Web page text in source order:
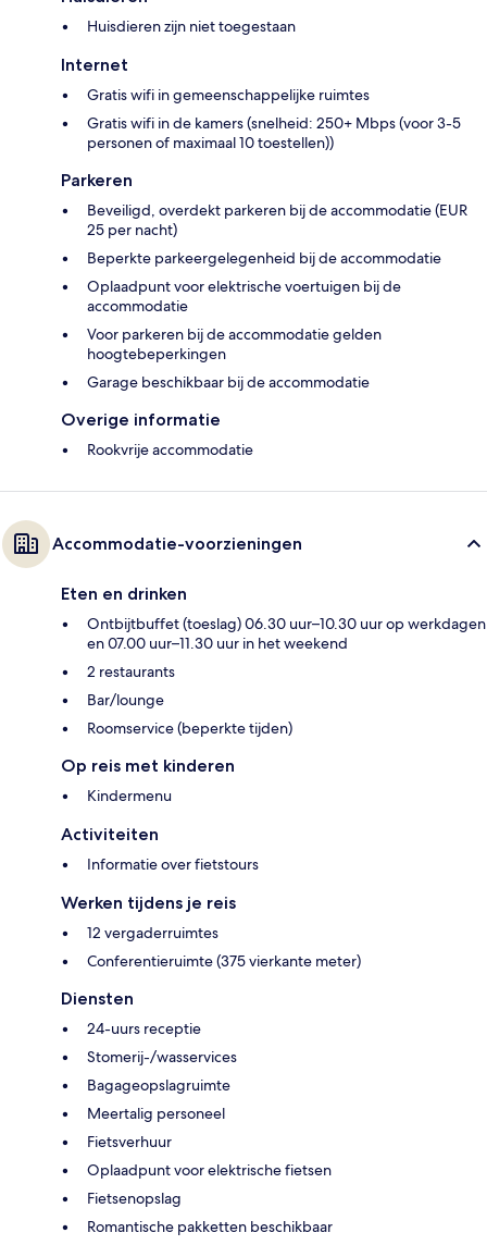
Huisdieren zijn niet toegestaan
Internet
Gratis wifi in gemeenschappelijke ruimtes
Gratis wifi in de kamers (snelheid: 250+ Mbps (voor 3-5
personen of maximaal 10 toestellen))
Parkeren
Beveiligd, overdekt parkeren bij de accommodatie (EUR
25 per nacht)
Beperkte parkeergelegenheid bij de accommodatie
Oplaadpunt voor elektrische voertuigen bij de
accommodatie
Voor parkeren bij de accommodatie gelden
hoogtebeperkingen
Garage beschikbaar bij de accommodatie
Overige informatie
Rookvrije accommodatie
Accommodatie-voorzieningen
Eten en drinken
Ontbijtbuffet (toeslag) 06.30 uur–10.30 uur op werkdagen
en 07.00 uur–11.30 uur in het weekend
2 restaurants
Bar/lounge
Roomservice (beperkte tijden)
Op reis met kinderen
Kindermenu
Activiteiten
Informatie over fietstours
Werken tijdens je reis
12 vergaderruimtes
Conferentieruimte (375 vierkante meter)
Diensten
24-uurs receptie
Stomerij-/wasservices
Bagageopslagruimte
Meertalig personeel
Fietsverhuur
Oplaadpunt voor elektrische fietsen
Fietsenopslag
Romantische pakketten beschikbaar